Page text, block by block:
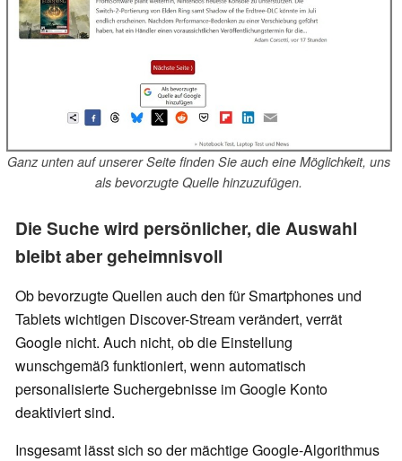
Ganz unten auf unserer Seite finden Sie auch eine Möglichkeit, uns
als bevorzugte Quelle hinzuzufügen.
Die Suche wird persönlicher, die Auswahl
bleibt aber geheimnisvoll
Ob bevorzugte Quellen auch den für Smartphones und
Tablets wichtigen Discover-Stream verändert, verrät
Google nicht. Auch nicht, ob die Einstellung
wunschgemäß funktioniert, wenn automatisch
personalisierte Suchergebnisse im Google Konto
deaktiviert sind.
Insgesamt lässt sich so der mächtige Google-Algorithmus